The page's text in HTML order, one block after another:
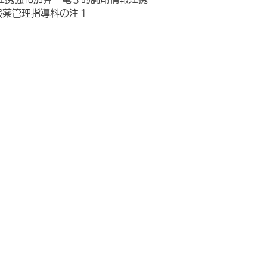
管理指導料の注１